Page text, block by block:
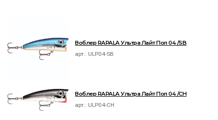
Воблер RAPALA Ультра Лайт Поп 04 /SB
арт.: ULP04-SB
Воблер RAPALA Ультра Лайт Поп 04 /CH
арт.: ULP04-CH